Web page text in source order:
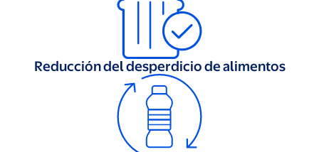
Reducción del desperdicio de alimentos